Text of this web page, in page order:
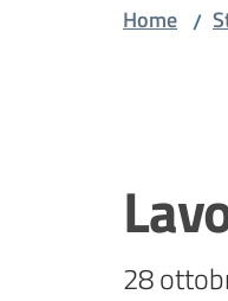
Home /
28